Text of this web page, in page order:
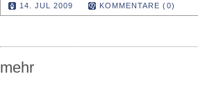
14. JUL 2009
KOMMENTARE (0)
mehr